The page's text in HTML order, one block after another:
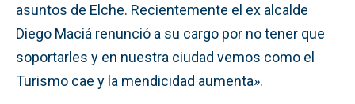
asuntos de Elche. Recientemente el ex alcalde
Diego Maciá renunció a su cargo por no tener que
soportarles y en nuestra ciudad vemos como el
Turismo cae y la mendicidad aumenta».